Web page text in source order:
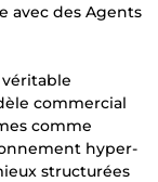
avec des Agents
véritable
commercial
comme
hyper-
structurées